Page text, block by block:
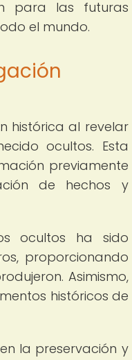
para las futuras
el mundo.
histórica al revelar
ocultos. Esta
previamente
de hechos y
ocultos ha sido
proporcionando
Asimismo,
históricos de
la preservación y